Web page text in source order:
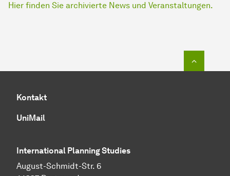
Hier finden Sie archivierte News und Veranstaltungen.
Kontakt
UniMail
International Planning Studies
August-Schmidt-Str. 6